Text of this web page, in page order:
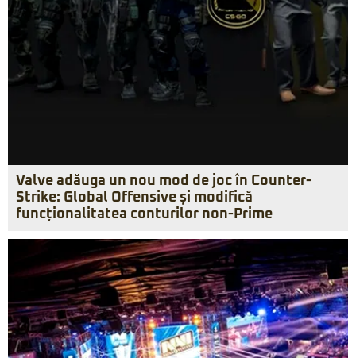
Valve adăuga un nou mod de joc în Counter-
Strike: Global Offensive și modifică
funcționalitatea conturilor non-Prime